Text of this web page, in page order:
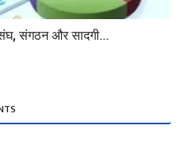
संगठन और सादगी...